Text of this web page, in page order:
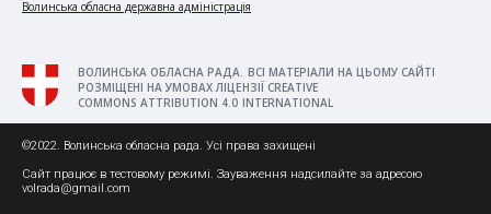
Волинська обласна державна адміністрація
ВОЛИНСЬКА ОБЛАСНА РАДА. ВСІ МАТЕРІАЛИ НА ЦЬОМУ САЙТІ
РОЗМІЩЕНІ НА УМОВАХ ЛІЦЕНЗІЇ CREATIVE
COMMONS ATTRIBUTION 4.0 INTERNATIONAL
©2022. Волинська обласна рада. Усі права захищені
Сайт працює в тестовому режимі. Зауваження надсилайте за адресою
volrada@gmail.com